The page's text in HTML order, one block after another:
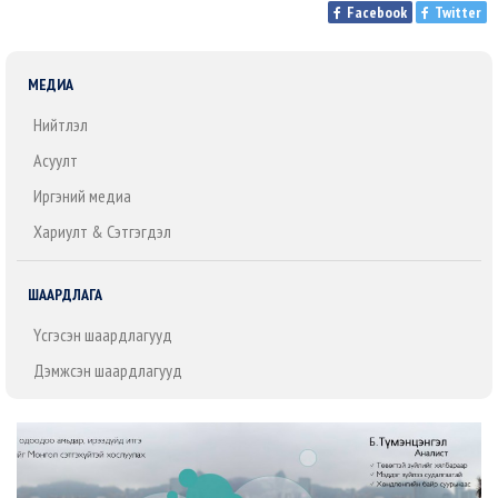
Facebook
Twitter
МЕДИА
Нийтлэл
Асуулт
Иргэний медиа
Хариулт & Сэтгэгдэл
ШААРДЛАГА
Үүсгэсэн шаардлагууд
Дэмжсэн шаардлагууд